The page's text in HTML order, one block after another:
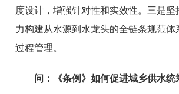
度设计，增强针对性和实效性。三是坚
力构建从水源到水龙头的全链条规范体
过程管理。
问： 《条例》如何促进城乡供水统